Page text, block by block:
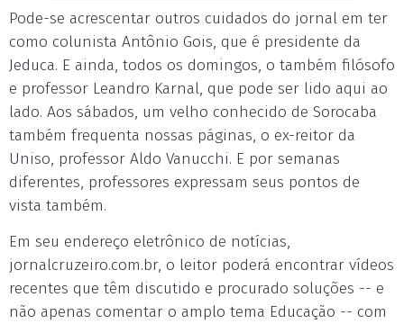
Pode-se acrescentar outros cuidados do jornal em ter
como colunista Antônio Gois, que é presidente da
Jeduca. E ainda, todos os domingos, o também filósofo
e professor Leandro Karnal, que pode ser lido aqui ao
lado. Aos sábados, um velho conhecido de Sorocaba
também frequenta nossas páginas, o ex-reitor da
Uniso, professor Aldo Vanucchi. E por semanas
diferentes, professores expressam seus pontos de
vista também.
Em seu endereço eletrônico de notícias,
jornalcruzeiro.com.br, o leitor poderá encontrar vídeos
recentes que têm discutido e procurado soluções -- e
não apenas comentar o amplo tema Educação -- com